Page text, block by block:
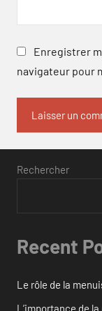
Enregistrer
navigateur pour
Rechercher
Recent
Le rôle de la
L’importance de